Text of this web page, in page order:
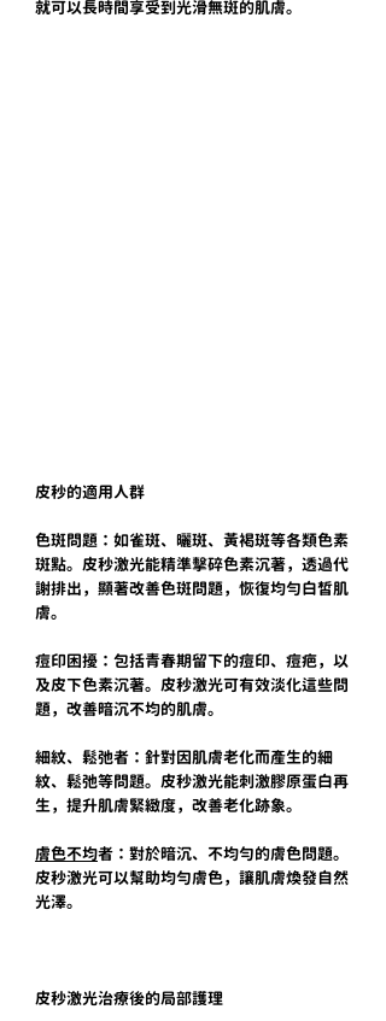
就可以長時間享受到光滑無斑的肌膚。
皮秒的適用人群
色斑問題：如雀斑、曬斑、黃褐斑等各類色素
斑點。皮秒激光能精準擊碎色素沉著，透過代
謝排出，顯著改善色斑問題，恢復均勻白皙肌
膚。
痘印困擾：包括青春期留下的痘印、痘疤，以
及皮下色素沉著。皮秒激光可有效淡化這些問
題，改善暗沉不均的肌膚。
細紋、鬆弛者：針對因肌膚老化而產生的細
紋、鬆弛等問題。皮秒激光能刺激膠原蛋白再
生，提升肌膚緊緻度，改善老化跡象。
膚色不均者：對於暗沉、不均勻的膚色問題。
皮秒激光可以幫助均勻膚色，讓肌膚煥發自然
光澤。
皮秒激光治療後的局部護理